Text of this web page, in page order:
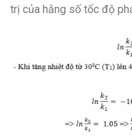
trị của hằng số tốc độ